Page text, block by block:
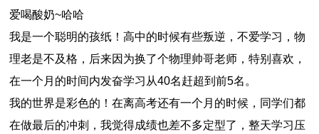
爱喝酸奶~哈哈
我是一个聪明的孩纸！高中的时候有些叛逆，不爱学习，物
理老是不及格，后来因为换了个物理帅哥老师，特别喜欢，
在一个月的时间内发奋学习从40名赶超到前5名。
我的世界是彩色的！在离高考还有一个月的时候，同学们都
在做最后的冲刺，我觉得成绩也差不多定型了，整天学习压